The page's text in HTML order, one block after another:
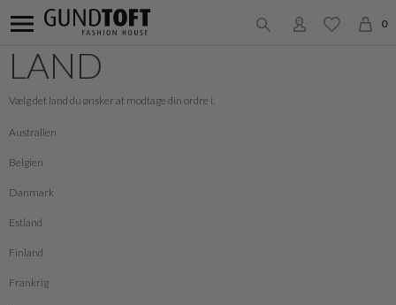
0
LAND
Vælg det land du ønsker at modtage din ordre i.
Australien
Belgien
Danmark
Estland
Finland
Frankrig